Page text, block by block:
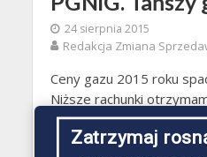
24 sierpnia 2015
Redakcja Zmiana
Ceny gazu 2015 roku
Niższe rachunki
października. PGNiG ma
gazu ziemnego
Zatrzymaj